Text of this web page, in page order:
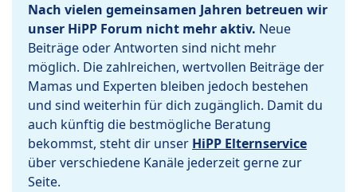
Nach vielen gemeinsamen Jahren betreuen wir
unser HiPP Forum nicht mehr aktiv. Neue
Beiträge oder Antworten sind nicht mehr
möglich. Die zahlreichen, wertvollen Beiträge der
Mamas und Experten bleiben jedoch bestehen
und sind weiterhin für dich zugänglich. Damit du
auch künftig die bestmögliche Beratung
bekommst, steht dir unser HiPP Elternservice
über verschiedene Kanäle jederzeit gerne zur
Seite.